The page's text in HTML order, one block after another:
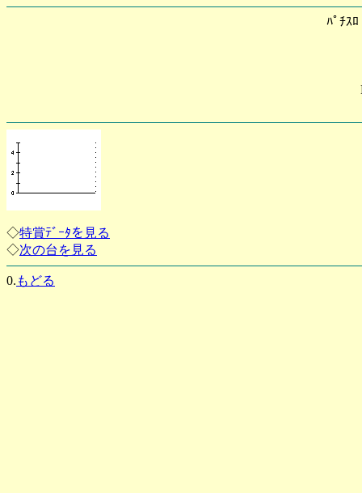
ﾊﾟﾁｽ
◇特賞ﾃﾞｰﾀを見る
◇次の台を見る
0. もどる